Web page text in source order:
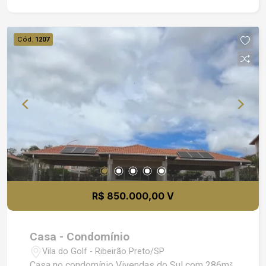
molhado - Espaço gourmet - Churrasqueira -
Salão de festas - Ciclovia - Quadra de tênis -
Quadra de vôlei - Quadra gramada - Estação de
ginastica - Baby place - Lounge - Fitness room -
Pista de cooper - Portaria com segurança 24
horas
Cód. 1207
R$ 850.000,00 V
Casa - Condomínio
Vila do Golf - Ribeirão Preto/SP